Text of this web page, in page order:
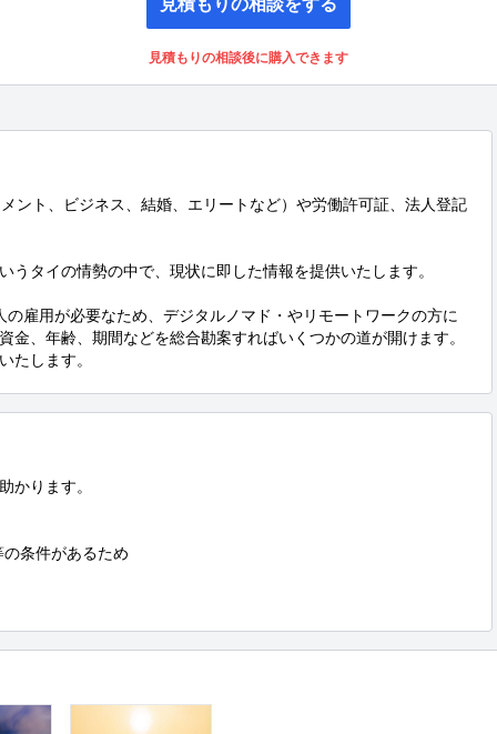
見積もりの相談後に購入できます
ント、ビジネス、結婚、エリートなど）や労働許可証、法人登記
うタイの情勢の中で、現状に即した情報を提供いたします。
雇用が必要なため、デジタルノマド・やリモートワークの方に
金、年齢、期間などを総合勘案すればいくつかの道が開けます。
たします。
かります。
条件があるため